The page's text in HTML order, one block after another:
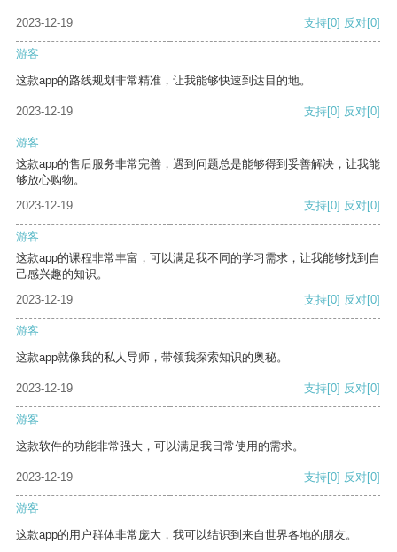
2023-12-19 支持[0] 反对[0]
游客
这款app的路线规划非常精准，让我能够快速到达目的地。
2023-12-19 支持[0] 反对[0]
游客
这款app的售后服务非常完善，遇到问题总是能够得到妥善解决，让我能
够放心购物。
2023-12-19
支持[0] 反对[0]
游客
这款app的课程非常丰富，可以满足我不同的学习需求，让我能够找到自
己感兴趣的知识。
2023-12-19
支持[0] 反对[0]
游客
这款app就像我的私人导师，带领我探索知识的奥秘。
2023-12-19 支持[0] 反对[0]
游客
这款软件的功能非常强大，可以满足我日常使用的需求。
2023-12-19 支持[0] 反对[0]
游客
这款app的用户群体非常庞大，我可以结识到来自世界各地的朋友。